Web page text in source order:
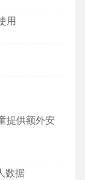
用
提供额外安
数据